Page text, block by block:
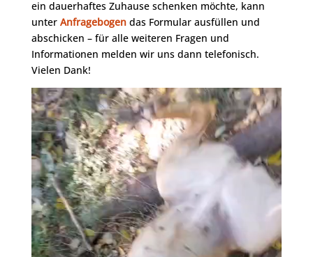
ein dauerhaftes Zuhause schenken möchte, kann
unter Anfragebogendas Formular ausfüllen und
abschicken – für alle weiteren Fragen und
Informationen melden wir uns dann telefonisch.
Vielen Dank!
Video-
Player